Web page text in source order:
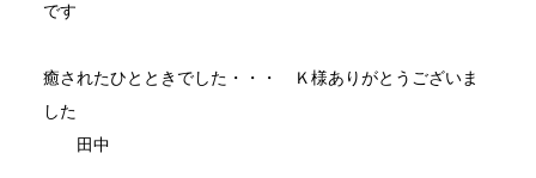
です
癒されたひとときでした・・・ Ｋ様ありがとうございま
した
田中